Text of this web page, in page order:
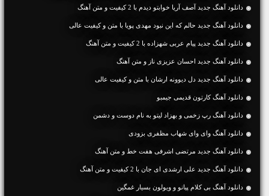
دانلود آهنگ جديد آصف آریا خوابتو دیدم با 2 کیفیت و متن آهنگ
دانلود آهنگ جديد حالم که این نبود مهدی پویا با متن و کیفیت عالی
دانلود آهنگ جديد پیام عربی شهزاده با 2 کیفیت و متن آهنگ
دانلود آهنگ جديد احسان عزیزی ناز و متن آهنگ
دانلود آهنگ جديد دل دیوونه ارشان با متن و کیفیت عالی
دانلود آهنگ کارتون قدیمی جیمبو
دانلود آهنگ رپ زخمی و بهزاد لیتو به نام دوست و دشمن
دانلود آهنگ وای وای شهاب مظفری بزودی
دانلود آهنگ جديد مرتضی اشرفی هفت خط و متن آهنگ
دانلود آهنگ جديد علی ارشدی ای جان با 2 کیفیت و متن آهنگ
دانلود آهنگ بی کلام پیانو و ویولون بسیار غمگین